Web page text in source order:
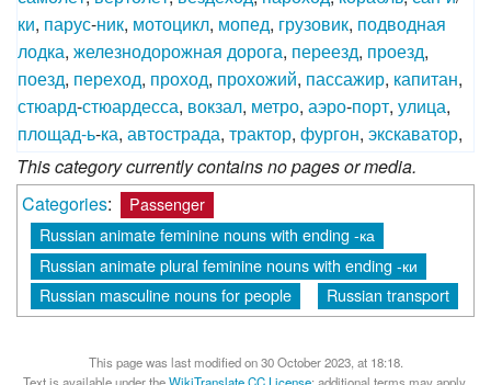
ки, парус-ник, мотоцикл, мопед, грузовик, подводная
лодка, железнодорожная дорога, переезд, проезд,
поезд, переход, проход, прохожий, пассажир, капитан,
стюард-стюардесса, вокзал, метро, аэро-порт, улица,
площад-ь-ка, автострада, трактор, фургон, экскаватор,
This category currently contains no pages or media.
Categories:
Passenger
Russian animate feminine nouns with ending -ка
Russian animate plural feminine nouns with ending -ки
Russian masculine nouns for people
Russian transport
This page was last modified on 30 October 2023, at 18:18.